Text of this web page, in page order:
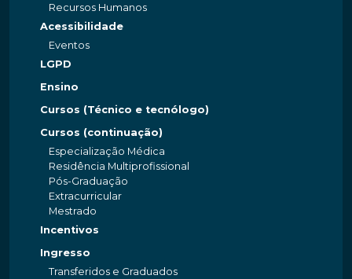
Recursos Humanos
Acessibilidade
Eventos
LGPD
Ensino
Cursos (Técnico e tecnólogo)
Cursos (continuação)
Especialização Médica
Residência Multiprofissional
Pós-Graduação
Extracurricular
Mestrado
Incentivos
Ingresso
Transferidos e Graduados